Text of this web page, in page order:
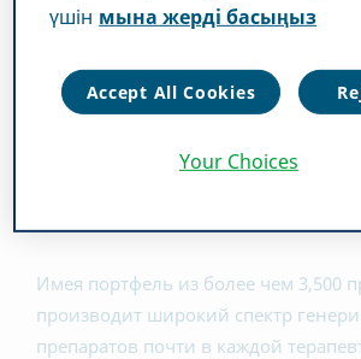
қолжетімді ем түрлері.
Являясь ведущим мировым
генерических препаратов, Teva
понимает важность обеспечения
Имея портфель из более чем 3,500
производит широкий спектр
препаратов почти в каждой
үшін мына жерді басыңыз
Accept All Cookies
Your Choices